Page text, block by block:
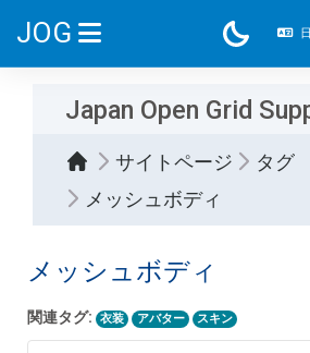
JOG
Japan Open Grid
サイトページ
タグ
メッシュボディ
メッシュボディ
関連タグ: 衣装 アバター スキン